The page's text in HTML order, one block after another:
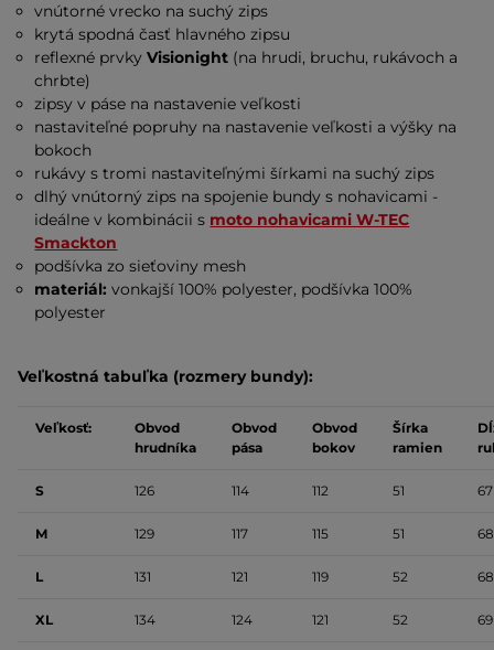
vnútorné vrecko na suchý zips
krytá spodná časť hlavného zipsu
reflexné prvkyVisionight (na hrudi, bruchu, rukávoch a
chrbte)
zipsy v páse na nastavenie veľkosti
nastaviteľné popruhy na nastavenie veľkosti a výšky na
bokoch
rukávy s tromi nastaviteľnými šírkami na suchý zips
dlhý vnútorný zips na spojenie bundy s nohavicami -
ideálne v kombinácii s moto nohavicami W-TEC
Smackton
podšívka zo sieťoviny mesh
materiál: vonkajší 100% polyester, podšívka 100%
polyester
Veľkostná tabuľka (rozmery bundy):
Veľkosť:
Obvod
hrudníka
Obvod
pása
Obvod
bokov
Šírka
ramien
S 126 114 112 51 67
M 129 117 115 51 68
L 131 121 119 52 68
XL 134 124 121 52 69